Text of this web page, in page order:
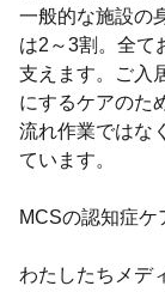
一般的な施設の
は2～3割。全て
支えます。ご入
にするケアのた
流れ作業ではな
ています。
MCSの認知症ケ
わたしたちメデ